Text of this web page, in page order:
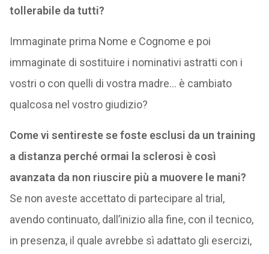
tollerabile da tutti?
Immaginate prima Nome e Cognome e poi
immaginate di sostituire i nominativi astratti con i
vostri o con quelli di vostra madre… è cambiato
qualcosa nel vostro giudizio?
Come vi sentireste se foste esclusi da un training
a distanza perché ormai la sclerosi è così
avanzata da non riuscire più a muovere le mani?
Se non aveste accettato di partecipare al trial,
avendo continuato, dall’inizio alla fine, con il tecnico,
in presenza, il quale avrebbe sì adattato gli esercizi,